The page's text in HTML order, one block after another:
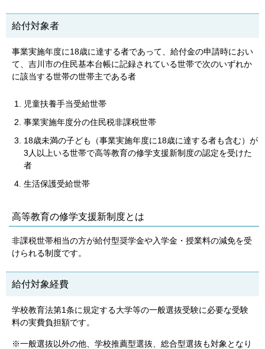
給付対象者
事業実施年度に18歳に達する者であって、給付金の申請時におい
て、吉川市の住民基本台帳に記録されている世帯で次のいずれか
に該当する世帯の世帯主である者
児童扶養手当受給世帯
事業実施年度分の住民税非課税世帯
18歳未満の子ども（事業実施年度に18歳に達する者も含む）が
3人以上いる世帯で高等教育の修学支援新制度の認定を受けた
者
生活保護受給世帯
高等教育の修学支援新制度とは
非課税世帯相当の方が給付型奨学金や入学金・授業料の減免を受
けられる制度です。
給付対象経費
学校教育法第1条に規定する大学等の一般選抜受験に必要な受験
料の実費負担額です。
※一般選抜以外の他、学校推薦型選抜、総合型選抜も対象となり